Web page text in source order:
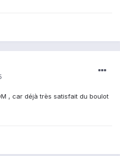
, car déjà très satisfait du boulot